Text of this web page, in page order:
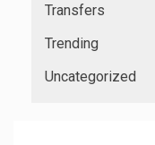
Transfers
Trending
Uncategorized